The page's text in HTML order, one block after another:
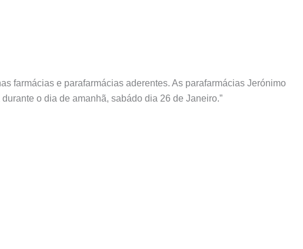
farmácias e parafarmácias aderentes. As parafarmácias Jerónimo
o dia de amanhã, sabádo dia 26 de Janeiro.”